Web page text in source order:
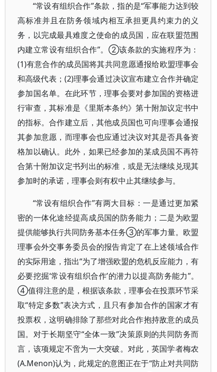
“常设有组织合作”条款，指的是“军事能力达到较
高标准并且在防务领域内相互承担更具约束力的义
务，以完成最具难度之使命的成员国，应在联盟范围
内建立常设有组织合作”。②该条款的实施程序为：
(1)有意合作的成员国将其共同意愿通报给欧盟理事会
和高级代表；(2)理事会通过决议宣布建立合作并确定
参加国名单。在此环节，理事会要对参加国的资格进
行审查，其标准是《里斯本条约》第十附加议定书中
的指标。合作建立后，其他成员国也可向理事会通报
其参加意愿，而理事会也应通过决议对其是否具备资
格加以确认。此外，如果已经参加的某成员国不再符
合第十附加议定书列出的标准，或是无法继续兑现其
参加时的承诺，理事会则有权中止其继续参与。
“常设有组织合作”有两大目标：一是通过更加紧
密的一体化途经提高成员国的防务能力；二是为欧盟
提供能够执行共同防务基本任务③的军事力量。欧盟
理事会外交事务委员会的报告肯定了在上述领域合作
的实际用途，指出“为了增强欧盟的危机反应能力，有
必要挖掘‘常设有组织合作’的潜力以提高防务能力”。
④值得注意的是，根据该条款，理事会在投票环节采
取“特定多数”表决方式，且只有参加合作的国家才有
投票权，这明确排除了那些对此合作抱持敌意的成员
国。对于长期坚守“全体一致”决策原则的共同防务而
言，该项规定不啻为一大突破。对此，英国学者梅农
(A.Menon)认为，此规定的意图正在于“防止对共同防